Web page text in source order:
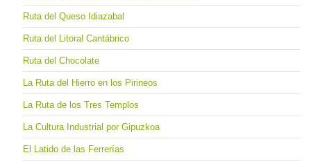
Ruta del Queso Idiazabal
Ruta del Litoral Cantábrico
Ruta del Chocolate
La Ruta del Hierro en los Pirineos
La Ruta de los Tres Templos
La Cultura Industrial por Gipuzkoa
El Latido de las Ferrerías